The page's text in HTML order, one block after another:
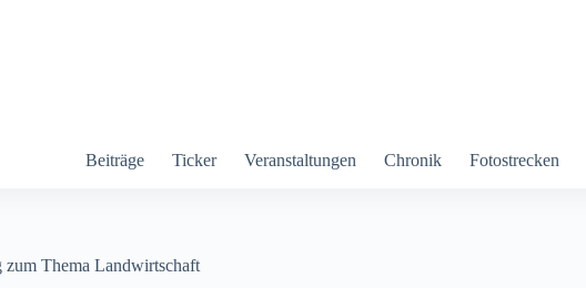
Beiträge Ticker Veranstaltungen Chronik Fotostrecken
zum Thema Landwirtschaft